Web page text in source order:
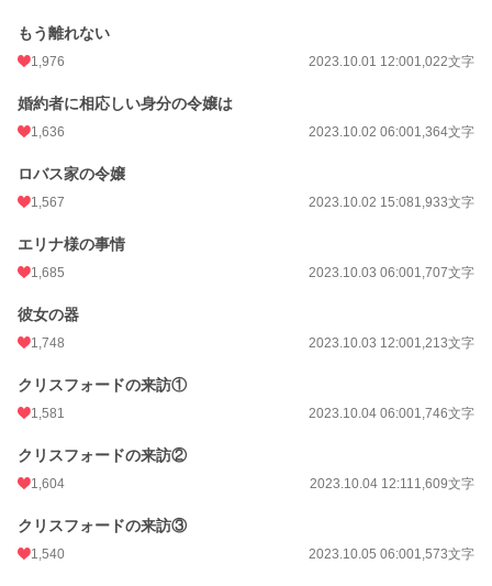
もう離れない
1,976 2023.10.01 12:001,022文字
婚約者に相応しい身分の令嬢は
1,636 2023.10.02 06:001,364文字
ロバス家の令嬢
1,567 2023.10.02 15:081,933文字
エリナ様の事情
1,685 2023.10.03 06:001,707文字
彼女の器
1,748 2023.10.03 12:001,213文字
クリスフォードの来訪①
1,581 2023.10.04 06:001,746文字
クリスフォードの来訪②
1,604 2023.10.04 12:111,609文字
クリスフォードの来訪③
1,540 2023.10.05 06:001,573文字